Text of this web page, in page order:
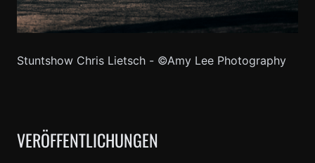
Stuntshow Chris Lietsch - ©Amy Lee Photography
VERÖFFENTLICHUNGEN